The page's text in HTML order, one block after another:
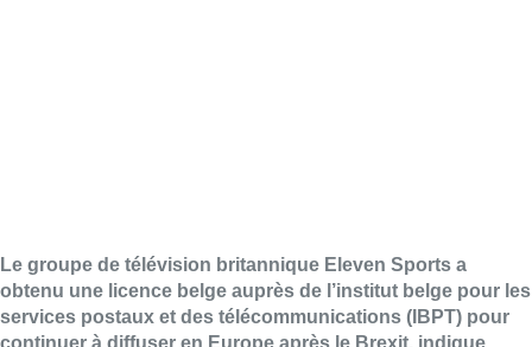
Le groupe de télévision britannique Eleven Sports a
obtenu une licence belge auprès de l’institut belge pour les
services postaux et des télécommunications (IBPT) pour
continuer à diffuser en Europe après le Brexit, indique